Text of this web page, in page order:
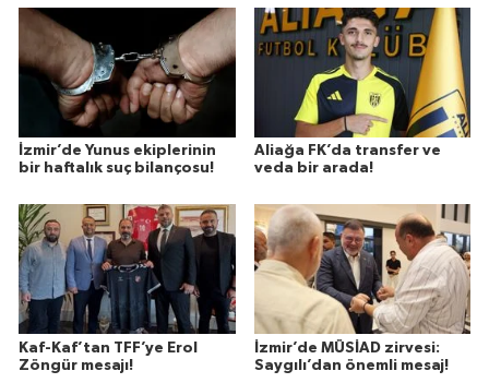
İzmir’de Yunus ekiplerinin
bir haftalık suç bilançosu!
Aliağa FK’da transfer ve
veda bir arada!
Kaf-Kaf’tan TFF’ye Erol
Zöngür mesajı!
İzmir’de MÜSİAD zirvesi:
Saygılı’dan önemli mesaj!